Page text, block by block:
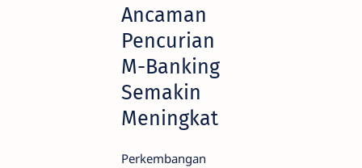
Ancaman
Pencurian
M-Banking
Semakin
Meningkat
Perkembangan